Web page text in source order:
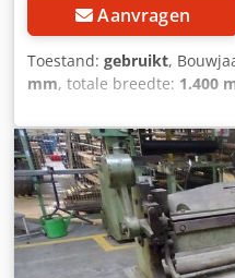
Aanvragen
Toestand: gebruikt,
mm, totale breedte: 1.400
Kleur: Grijs Gewicht: 1.000
Documentatie aanwezig:
- Serienummer: 72 -
Aandrijving: Mechanisch -
werkbreedte [mm]: 1050 -
Diepte aanslag [mm]: 500 -
Transportafmetingen:
x h) - Transportgewicht